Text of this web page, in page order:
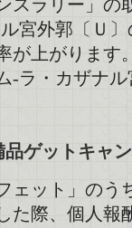
スラリー」の
宮外郭〔Ｕ
が上がります
-ラ・カザナ
ゲットキャ
ェット」のう
た際、個人報